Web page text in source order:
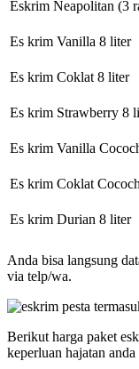
Eskrim Neapolitan (3
Es krim Vanilla 8 liter
Es krim Coklat 8 liter
Es krim Strawberry 8
Es krim Vanilla
Es krim Coklat
Es krim Durian 8 liter
Anda bisa langsung
via telp/wa.
Berikut harga paket
keperluan hajatan